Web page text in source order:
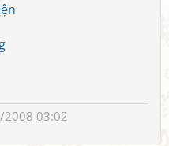
03:02